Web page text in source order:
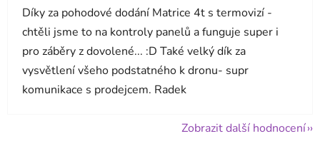
Díky za pohodové dodání Matrice 4t s termovizí -
chtěli jsme to na kontroly panelů a funguje super i
pro záběry z dovolené... :D Také velký dík za
vysvětlení všeho podstatného k dronu- supr
komunikace s prodejcem. Radek
Zobrazit další hodnocení